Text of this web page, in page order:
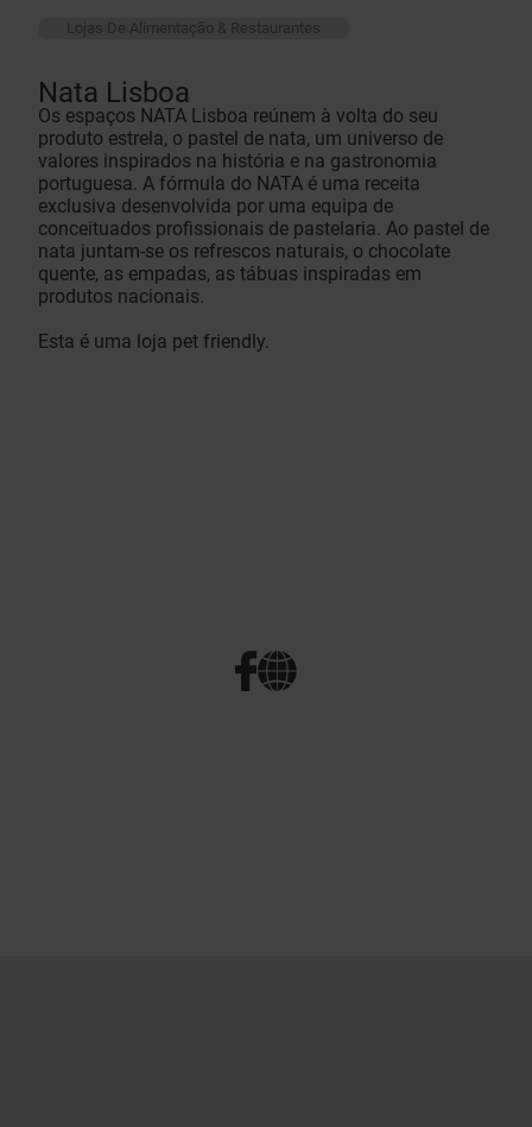
Lojas De Alimentação & Restaurantes
Nata Lisboa
Os espaços NATA Lisboa reúnem à volta do seu
produto estrela, o pastel de nata, um universo de
valores inspirados na história e na gastronomia
portuguesa. A fórmula do NATA é uma receita
exclusiva desenvolvida por uma equipa de
conceituados profissionais de pastelaria. Ao pastel de
nata juntam-se os refrescos naturais, o chocolate
quente, as empadas, as tábuas inspiradas em
produtos nacionais.
Esta é uma loja pet friendly.